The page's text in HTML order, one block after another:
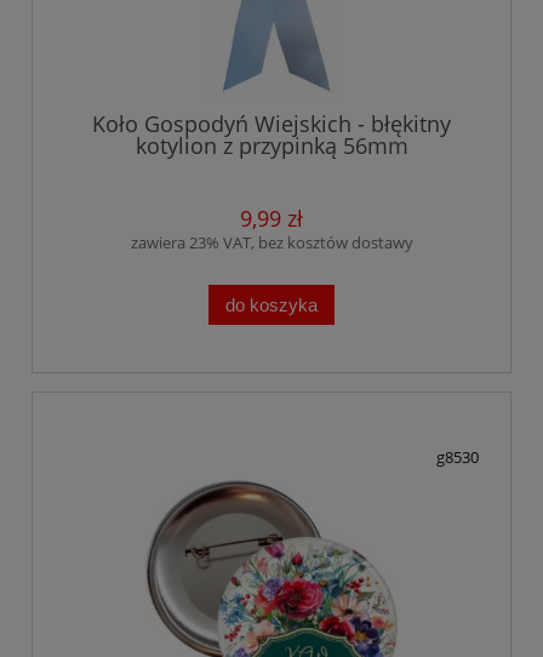
Koło Gospodyń Wiejskich - błękitny
kotylion z przypinką 56mm
9,99 zł
zawiera 23% VAT, bez kosztów dostawy
do koszyka
g8530